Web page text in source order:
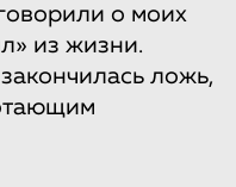
о моих
из жизни.
ложь,